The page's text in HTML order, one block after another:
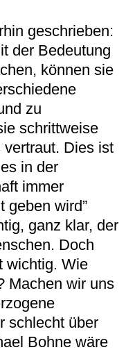
geschrieben:
der Bedeutung
können sie
zu
schrittweise
Dies ist
in der
immer
geben wird”
ganz klar, der
Doch
wichtig. Wie
Machen wir uns
schlecht über
Bohne wäre